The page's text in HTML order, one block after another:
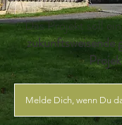
Das Projekt soll
zukunftsweisende
Melde Dich, wenn Du